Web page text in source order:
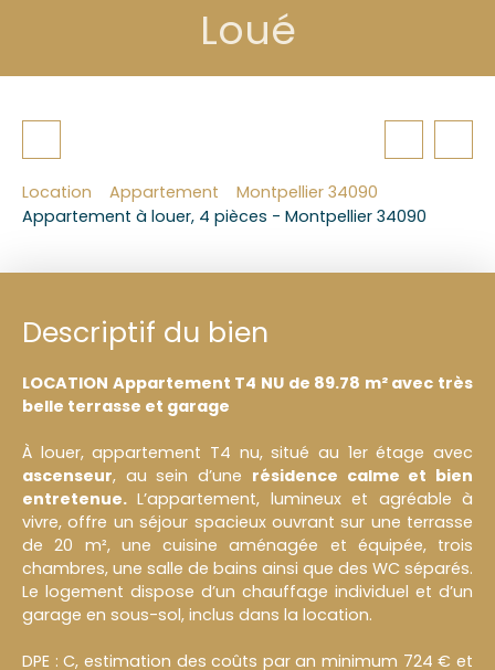
Loué
Location Appartement
Montpellier 34090
Appartement à louer, 4 pièces - Montpellier 34090
Descriptif du bien
LOCATION Appartement T4 NU de 89.78 m² avec très
belle terrasse et garage
À louer, appartement T4 nu, situé au 1er étage avec
ascenseur, au sein d’une résidence calme et bien
entretenue. L’appartement, lumineux et agréable à
vivre, offre un séjour spacieux ouvrant sur une terrasse
de 20 m², une cuisine aménagée et équipée, trois
chambres, une salle de bains ainsi que des WC séparés.
Le logement dispose d’un chauffage individuel et d’un
garage en sous-sol, inclus dans la location.
DPE : C, estimation des coûts par an minimum 724 € et